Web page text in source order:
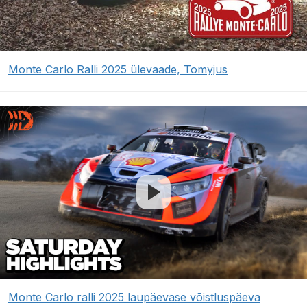
Monte Carlo Ralli 2025 ülevaade, Tomyjus
Monte Carlo ralli 2025 laupäevase võistluspäeva